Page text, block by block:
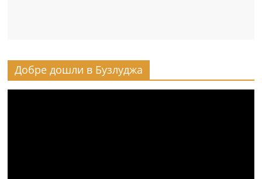
Добре дошли в Бузлуджа